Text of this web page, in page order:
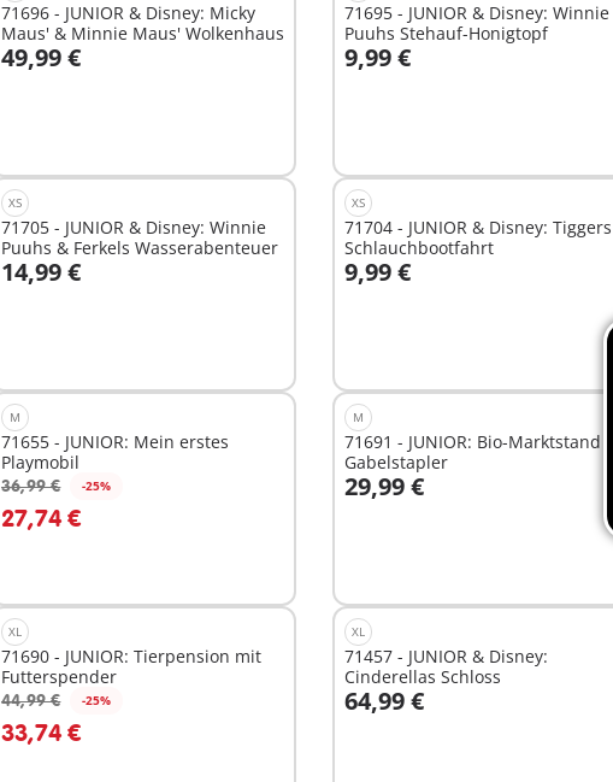
71696 - JUNIOR & Disney: Micky
Maus' & Minnie Maus' Wolkenhaus
49,99 €
In den Warenkorb
71695 - JUNIOR & Disney: Winnie
Puuhs Stehauf-Honigtopf
9,99 €
In den Warenkorb
XS
71705 - JUNIOR & Disney: Winnie
Puuhs & Ferkels Wasserabenteuer
14,99 €
In den Warenkorb
XS
71704 - JUNIOR & Disney: Tiggers
Schlauchbootfahrt
9,99 €
In den Warenkorb
M
71655 - JUNIOR: Mein erstes
Playmobil
36,99 € -25%
27,74 €
M
71691 - JUNIOR: Bio-Marktstand &
Gabelstapler
29,99 €
In den Warenkorb
XL
71690 - JUNIOR: Tierpension mit
Futterspender
44,99 € -25%
33,74 €
XL
71457 - JUNIOR & Disney:
Cinderellas Schloss
64,99 €
In den Warenkorb